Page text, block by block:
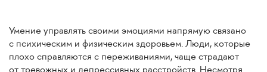
Умение управлять своими эмоциями напрямую связано
с психическим и физическим здоровьем. Люди, которые
плохо справляются с переживаниями, чаще страдают
от тревожных и депрессивных расстройств. Несмотря